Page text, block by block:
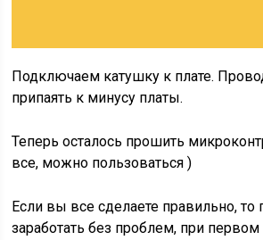
Подключаем катушку к плате.
припаять к минусу платы.
Теперь осталось прошить
все, можно пользоваться )
Если вы все сделаете правильно,
заработать без проблем, при